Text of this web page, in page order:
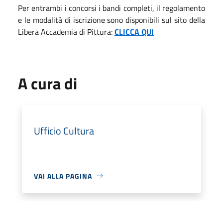
Per entrambi i concorsi i bandi completi, il regolamento
e le modalità di iscrizione sono disponibili sul sito della
Libera Accademia di Pittura:CLICCA QUI
A cura di
Ufficio Cultura
VAI ALLA PAGINA